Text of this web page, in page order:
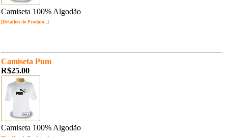
Camiseta 100% Algodão
[Detalhes do Produto...]
Camiseta Pum
R$25.00
Camiseta 100% Algodão